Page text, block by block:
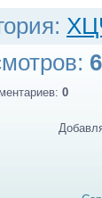
:
:
: 0